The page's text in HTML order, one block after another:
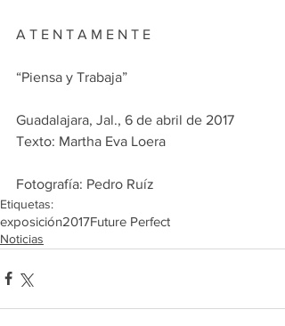
A T E N T A M E N T E
“Piensa y Trabaja”
Guadalajara, Jal., 6 de abril de 2017
Texto: Martha Eva Loera
Fotografía: Pedro Ruíz
Etiquetas:
exposición2017Future Perfect
Noticias